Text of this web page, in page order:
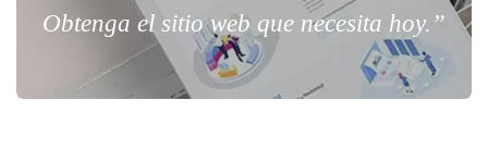
Obtenga el sitio web que necesita hoy.”